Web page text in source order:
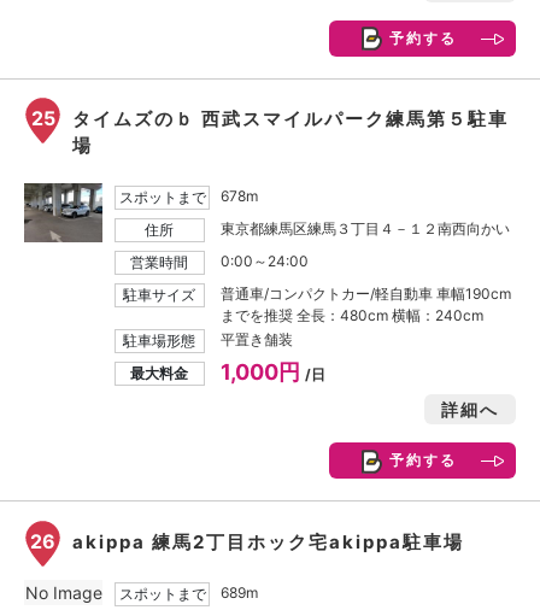
予約する
25
タイムズのｂ 西武スマイルパーク練馬第５駐車
場
スポットまで
678m
住所
東京都練馬区練馬３丁目４－１２南西向かい
営業時間
0:00～24:00
駐車サイズ
普通車/コンパクトカー/軽自動車 車幅190cm
までを推奨 全長：480cm 横幅：240cm
駐車場形態
平置き舗装
最大料金
1,000円/日
詳細へ
予約する
26 akippa 練馬2丁目ホック宅akippa駐車場
スポットまで
689m
No Image